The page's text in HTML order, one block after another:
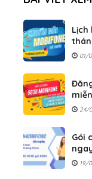
Lịch
01/
24/
Gói
19/